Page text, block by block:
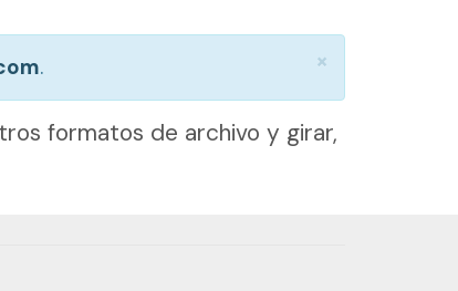
×
.
formatos de archivo y girar,